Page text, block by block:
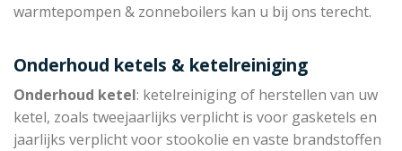
warmtepompen & zonneboilers kan u bij ons terecht.
Onderhoud ketels & ketelreiniging
Onderhoud ketel: ketelreiniging of herstellen van uw
ketel, zoals tweejaarlijks verplicht is voor gasketels en
jaarlijks verplicht voor stookolie en vaste brandstoffen